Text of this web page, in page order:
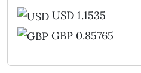
USD 1.1535
GBP 0.85765